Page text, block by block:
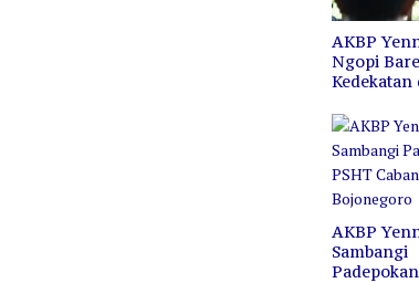
AKBP
Ngopi
AKBP
Sambangi